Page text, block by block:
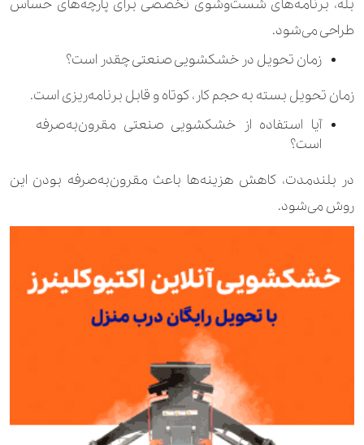
بله، برنامه‌های شست‌وشوی تخصصی برای پارچه‌های حساس
طراحی می‌شود.
زمان تحویل در خشکشویی صنعتی چقدر است؟
زمان تحویل بسته به حجم کار، کوتاه و قابل برنامه‌ریزی است.
آیا استفاده از خشکشویی صنعتی مقرون‌به‌صرفه
است؟
در بلندمدت، کاهش هزینه‌ها باعث مقرون‌به‌صرفه بودن این
روش می‌شود.